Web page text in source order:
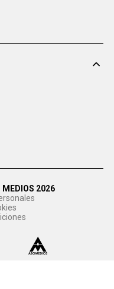
MEDIOS 2026